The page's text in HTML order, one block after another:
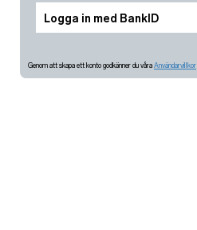
Logga in med BankID
Genom att skapa ett konto godkänner du våra Användarvillkor